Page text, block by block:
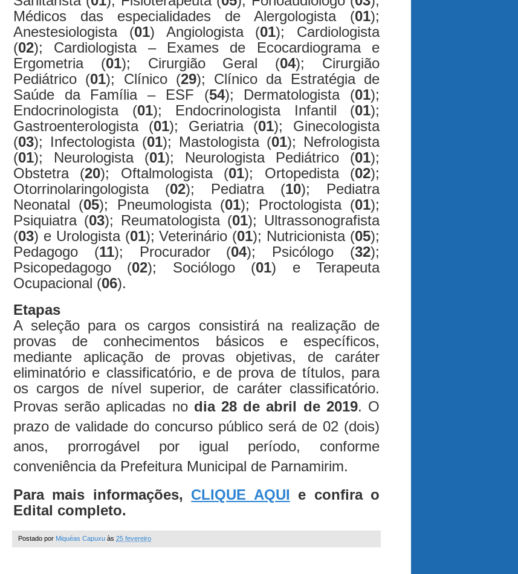
Médicos das especialidades de Alergologista (01);
Anestesiologista (01) Angiologista (01); Cardiologista
(02); Cardiologista – Exames de Ecocardiograma e
Ergometria (01); Cirurgião Geral (04); Cirurgião
Pediátrico (01); Clínico (29); Clínico da Estratégia de
Saúde da Família – ESF (54); Dermatologista (01);
Endocrinologista (01); Endocrinologista Infantil (01);
Gastroenterologista (01); Geriatria (01); Ginecologista
(03); Infectologista (01); Mastologista (01); Nefrologista
(01); Neurologista (01); Neurologista Pediátrico (01);
Obstetra (20); Oftalmologista (01); Ortopedista (02);
Otorrinolaringologista (02); Pediatra (10); Pediatra
Neonatal (05); Pneumologista (01); Proctologista (01);
Psiquiatra (03); Reumatologista (01); Ultrassonografista
(03) e Urologista (01); Veterinário (01); Nutricionista (05);
Pedagogo (11); Procurador (04); Psicólogo (32);
Psicopedagogo (02); Sociólogo (01) e Terapeuta
Ocupacional (06).
Etapas
A seleção para os cargos consistirá na realização de
provas de conhecimentos básicos e específicos,
mediante aplicação de provas objetivas, de caráter
eliminatório e classificatório, e de prova de títulos, para
os cargos de nível superior, de caráter classificatório.
Provas serão aplicadas no dia 28 de abril de 2019. O
prazo de validade do concurso público será de 02 (dois)
anos, prorrogável por igual período, conforme
conveniência da Prefeitura Municipal de Parnamirim.
Para mais informações, CLIQUE AQUI e confira o
Edital completo.
Postado por Miquéas Capuxu às 25 fevereiro